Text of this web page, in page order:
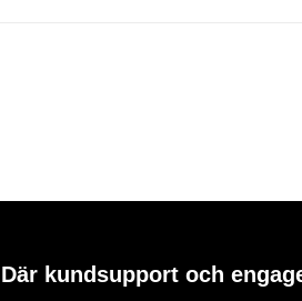
Där kundsupport och